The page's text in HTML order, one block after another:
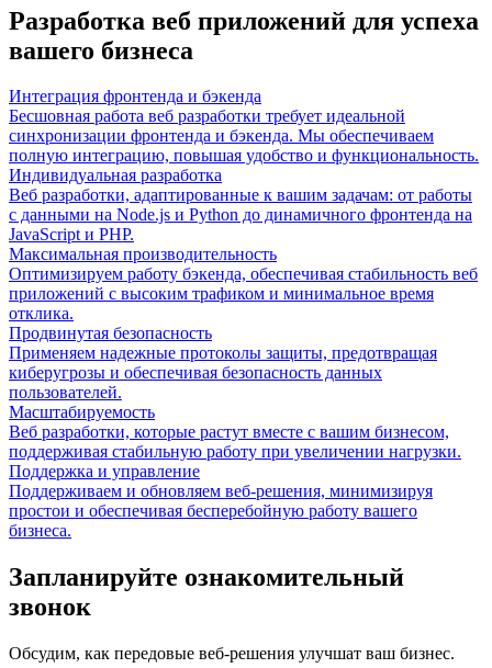
Разработка веб приложений для успеха
вашего бизнеса
Интеграция фронтенда и бэкенда
Бесшовная работа веб разработки требует идеальной
синхронизации фронтенда и бэкенда. Мы обеспечиваем
полную интеграцию, повышая удобство и функциональность.
Индивидуальная разработка
Веб разработки, адаптированные к вашим задачам: от работы
с данными на Node.js и Python до динамичного фронтенда на
JavaScript и PHP.
Максимальная производительность
Оптимизируем работу бэкенда, обеспечивая стабильность веб
приложений с высоким трафиком и минимальное время
отклика.
Продвинутая безопасность
Применяем надежные протоколы защиты, предотвращая
киберугрозы и обеспечивая безопасность данных
пользователей.
Масштабируемость
Веб разработки, которые растут вместе с вашим бизнесом,
поддерживая стабильную работу при увеличении нагрузки.
Поддержка и управление
Поддерживаем и обновляем веб-решения, минимизируя
простои и обеспечивая бесперебойную работу вашего
бизнеса.
Запланируйте ознакомительный
звонок
Обсудим, как передовые веб-решения улучшат ваш бизнес.